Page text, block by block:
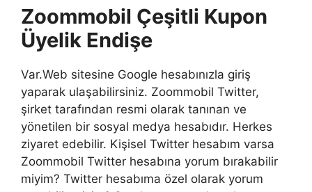
Zoommobil Çeşitli Kupon
Üyelik Endişe
Var.Web sitesine Google hesabınızla giriş
yaparak ulaşabilirsiniz. Zoommobil Twitter,
şirket tarafından resmi olarak tanınan ve
yönetilen bir sosyal medya hesabıdır. Herkes
ziyaret edebilir. Kişisel Twitter hesabım varsa
Zoommobil Twitter hesabına yorum bırakabilir
miyim? Twitter hesabıma özel olarak yorum